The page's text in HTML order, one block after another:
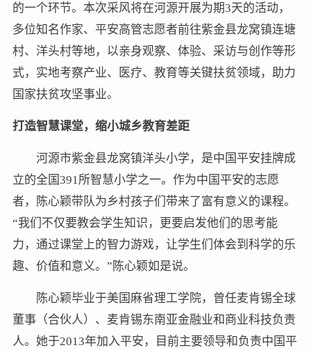
的一个环节。本次采风将在河源开展为期3天的活动，
多位知名作家、平安高管志愿者前往紫金县龙窝镇连塘
村、洋头村等地，以亲身观察、体验、采访与创作等形
式，实地考察产业、医疗、教育等关键扶贫领域，助力
国家扶贫攻坚事业。
打造智慧课堂，缩小城乡教育差距
河源市紫金县龙窝镇洋头小学，是中国平安挂牌成
立的全国391所智慧小学之一。作为中国平安的志愿
者，陈心颖带队为乡村孩子们带来了富有意义的课程。
“我们不仅要教会学生知识，更要启发他们的思考能
力，通过课堂上的智力游戏，让学生们体会到科学的乐
趣、价值和意义。”陈心颖如是说。
陈心颖毕业于美国麻省理工学院，曾任麦肯锡全球
董事（合伙人）、麦肯锡东南亚金融业和商业科技负责
人。她于2013年加入平安，目前主要领导和负责中国平